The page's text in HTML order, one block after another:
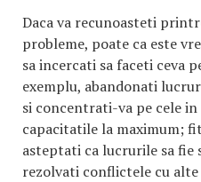
Daca va recunoasteti
probleme, poate ca este
sa incercati sa faceti ceva
exemplu, abandonati
si concentrati-va pe cele
capacitatile la maximum;
asteptati ca lucrurile sa fie
rezolvati conflictele cu